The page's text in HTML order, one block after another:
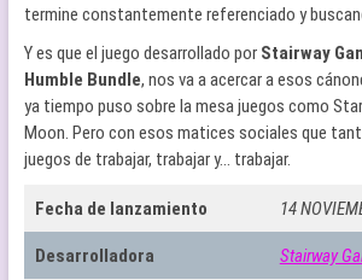
termine constantemente referenciado y
Y es que el juego desarrollado por Stairway
Humble Bundle, nos va a acercar a esos
ya tiempo puso sobre la mesa juegos como
Moon. Pero con esos matices sociales que
juegos de trabajar, trabajar y… trabajar.
Fecha de lanzamiento 14
Desarrolladora Stairway